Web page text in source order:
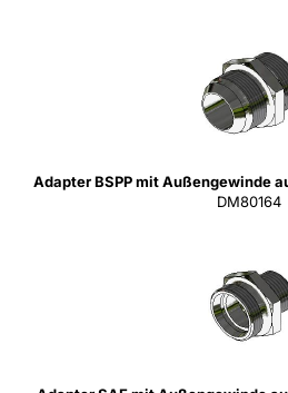
Adapter BSPP mit Außengewinde
DM80164